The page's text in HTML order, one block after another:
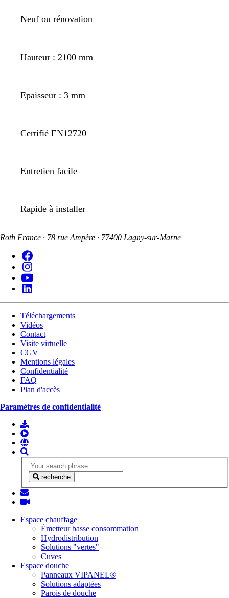
Neuf ou rénovation
Hauteur : 2100 mm
Epaisseur : 3 mm
Certifié EN12720
Entretien facile
Rapide à installer
Roth France · 78 rue Ampère · 77400 Lagny-sur-Marne
Téléchargements
Vidéos
Contact
Visite virtuelle
CGV
Mentions légales
Confidentialité
FAQ
Plan d'accès
Paramètres de confidentialité
recherche
Espace chauffage
Émetteur basse consommation
Hydrodistribution
Solutions "vertes"
Cuves
Espace douche
Panneaux VIPANEL®
Solutions adaptées
Parois de douche